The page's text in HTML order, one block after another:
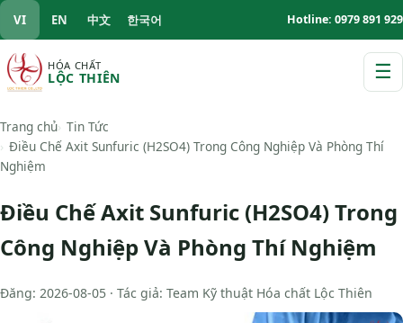
VI EN 中文 한국어 Hotline: 0979 891 929
HÓA CHẤT
LỘC THIÊN ☰
Trang chủ Tin Tức
Điều Chế Axit Sunfuric (H2SO4) Trong Công Nghiệp Và Phòng Thí
Nghiệm
Điều Chế Axit Sunfuric (H2SO4) Trong
Công Nghiệp Và Phòng Thí Nghiệm
Đăng: 2026-08-05 · Tác giả: Team Kỹ thuật Hóa chất Lộc Thiên